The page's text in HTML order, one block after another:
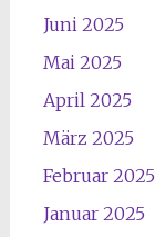
Juni 2025
Mai 2025
April 2025
März 2025
Februar 2025
Januar 2025